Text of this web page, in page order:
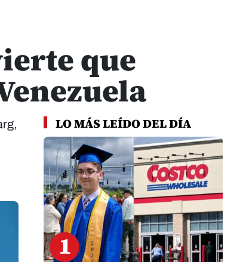
que
LO MÁS LEÍDO DEL DÍA
1